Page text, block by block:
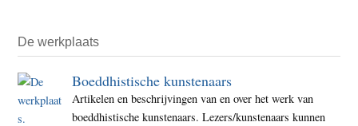
De werkplaats
Boeddhistische kunstenaars
Artikelen en beschrijvingen van en over het werk van
boeddhistische kunstenaars. Lezers/kunstenaars kunnen